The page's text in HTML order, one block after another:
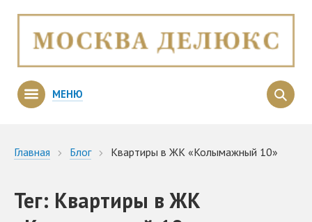
МЕНЮ
Главная Блог Квартиры в ЖК «Колымажный 10»
Тег: Квартиры в ЖК